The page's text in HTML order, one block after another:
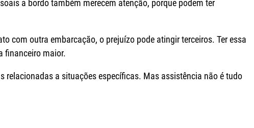
a bordo também merecem atenção, porque podem ter
com outra embarcação, o prejuízo pode atingir terceiros. Ter essa
financeiro maior.
relacionadas a situações específicas. Mas assistência não é tudo